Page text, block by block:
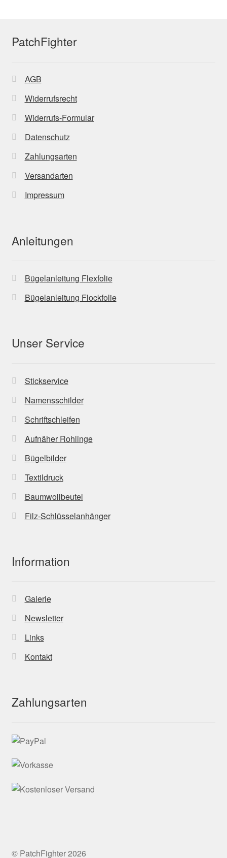
PatchFighter
AGB
Widerrufsrecht
Widerrufs-Formular
Datenschutz
Zahlungsarten
Versandarten
Impressum
Anleitungen
Bügelanleitung Flexfolie
Bügelanleitung Flockfolie
Unser Service
Stickservice
Namensschilder
Schriftschleifen
Aufnäher Rohlinge
Bügelbilder
Textildruck
Baumwollbeutel
Filz-Schlüsselanhänger
Information
Galerie
Newsletter
Links
Kontakt
Zahlungsarten
© PatchFighter 2026